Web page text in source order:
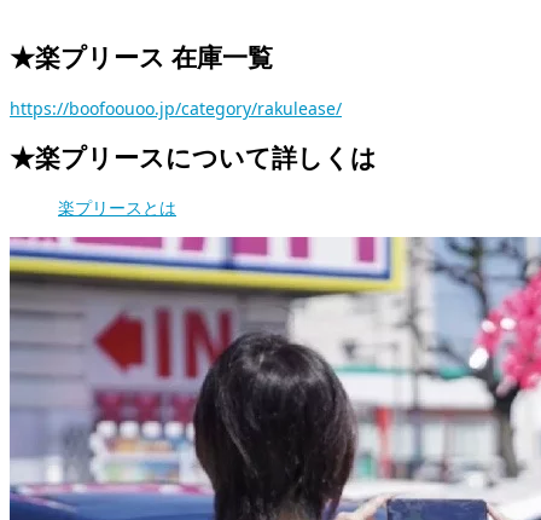
★楽プリース 在庫一覧
https://boofoouoo.jp/category/rakulease/
★楽プリースについて詳しくは
楽プリースとは